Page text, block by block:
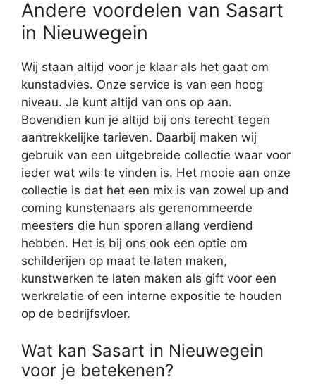
Andere voordelen van Sasart
in Nieuwegein
Wij staan altijd voor je klaar als het gaat om
kunstadvies. Onze service is van een hoog
niveau. Je kunt altijd van ons op aan.
Bovendien kun je altijd bij ons terecht tegen
aantrekkelijke tarieven. Daarbij maken wij
gebruik van een uitgebreide collectie waar voor
ieder wat wils te vinden is. Het mooie aan onze
collectie is dat het een mix is van zowel up and
coming kunstenaars als gerenommeerde
meesters die hun sporen allang verdiend
hebben. Het is bij ons ook een optie om
schilderijen op maat te laten maken,
kunstwerken te laten maken als gift voor een
werkrelatie of een interne expositie te houden
op de bedrijfsvloer.
Wat kan Sasart in Nieuwegein
voor je betekenen?